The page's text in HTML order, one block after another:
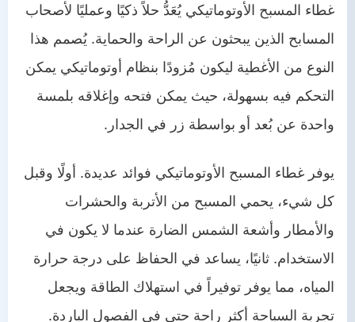
غطاء المسبح الأوتوماتيكي يُعَدُّ حلاً ذكيًا وعمليًا لأصحاب
المسابح الذين يبحثون عن الراحة والحماية. يُصمم هذا
النوع من الأغطية ليكون مُزودًا بنظام أوتوماتيكي يمكن
التحكم فيه بسهولة، حيث يمكن فتحه وإغلاقه بلمسة
واحدة عن بُعد أو بواسطة زر في الجدار.
يوفر غطاء المسبح الأوتوماتيكي فوائد عديدة. أولًا وقبل
كل شيء، يحمي المسبح من الأتربة والحشرات
والأمطار وأشعة الشمس الضارة عندما لا يكون في
الاستخدام. ثانيًا، يساعد في الحفاظ على درجة حرارة
المياه، مما يوفر توفيراً في استهلاك الطاقة ويجعل
تجربة السباحة أكثر راحة حتى في الفصول الباردة.